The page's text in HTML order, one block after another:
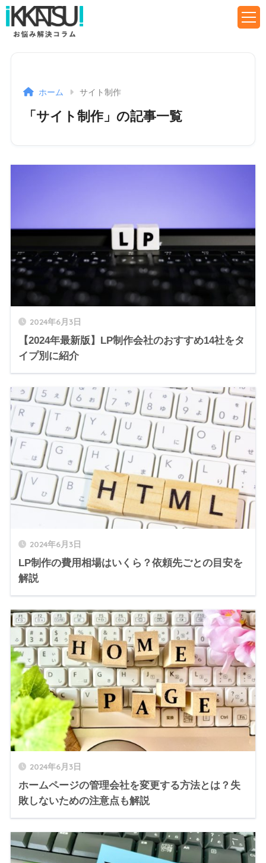
ホーム サイト制作
「サイト制作」の記事一覧
2024年6月3日
【2024年最新版】LP制作会社のおすすめ14社をタ
イプ別に紹介
2024年6月3日
LP制作の費用相場はいくら？依頼先ごとの目安を
解説
2024年6月3日
ホームページの管理会社を変更する方法とは？失
敗しないための注意点も解説